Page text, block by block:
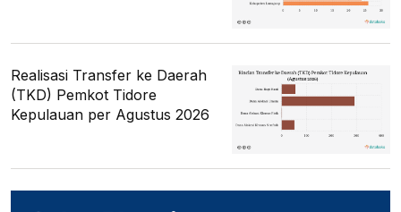
Realisasi Transfer ke Daerah
(TKD) Pemkot Tidore
Kepulauan per Agustus 2026